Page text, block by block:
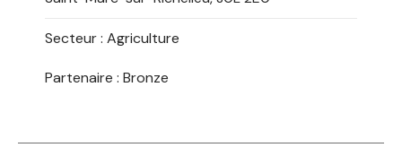
Secteur : Agriculture
Partenaire : Bronze